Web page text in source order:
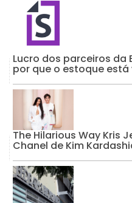
Lucro dos parceiros da
por que o estoque
The Hilarious Way Kris
Chanel de Kim